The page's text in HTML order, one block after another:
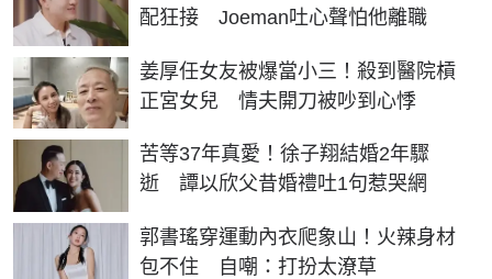
配狂接 Joeman吐心聲怕他離職
姜厚任女友被爆當小三！殺到醫院槓
正宮女兒 情夫開刀被吵到心悸
苦等37年真愛！徐子翔結婚2年驟
逝 譚以欣父昔婚禮吐1句惹哭網
郭書瑤穿運動內衣爬象山！火辣身材
包不住 自嘲：打扮太潦草